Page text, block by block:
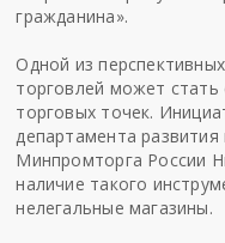
гражданина».
Одной из
торговлей может стать
торговых точек.
департамента
Минпромторга России
наличие такого
нелегальные магазины.